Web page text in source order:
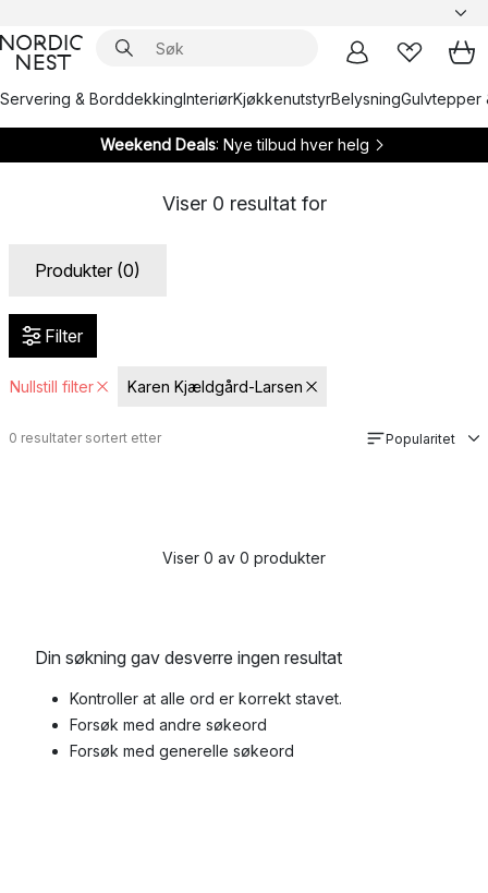
Servering & BorddekkingInteriørKjøkkenutstyrBelysningGulvtepper
Weekend Deals: Nye tilbud hver helg
Viser 0 resultat for
Produkter (0)
Filter
Nullstill filter Karen Kjældgård-Larsen
0 resultater sortert etter Popularitet
Viser 0 av 0 produkter
Din søkning gav desverre ingen resultat
Kontroller at alle ord er korrekt stavet.
Forsøk med andre søkeord
Forsøk med generelle søkeord